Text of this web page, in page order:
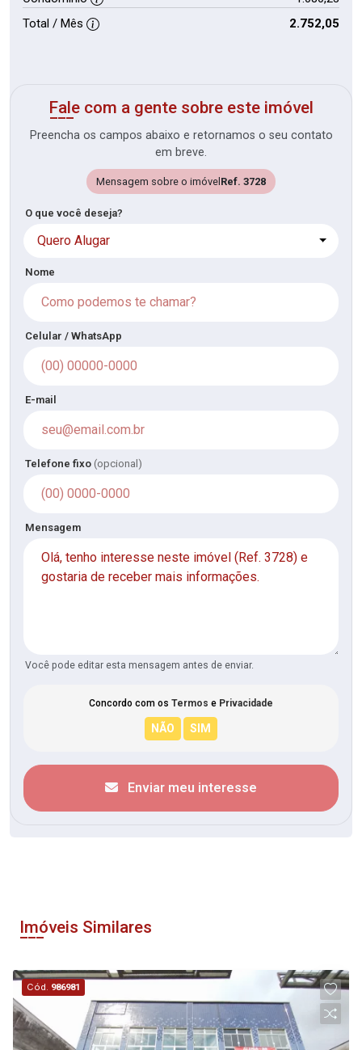
Total / Mês
2.752,05
Fale com a gente sobre este imóvel
Preencha os campos abaixo e retornamos o seu contato
em breve.
Mensagem sobre o imóvel Ref. 3728
O que você deseja?
Quero Alugar
Nome
Celular / WhatsApp
E-mail
Telefone fixo (opcional)
Mensagem
Você pode editar esta mensagem antes de enviar.
Concordo com os Termos e Privacidade
Enviar meu interesse
Imóveis Similares
Cód. 986981